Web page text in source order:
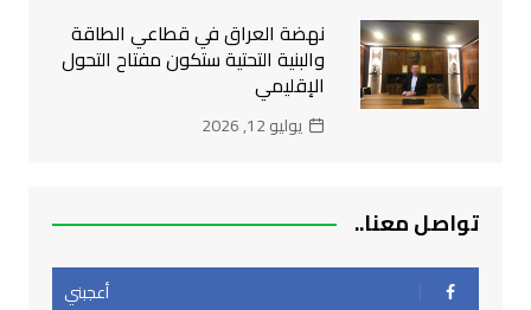
نهضة العراق في قطاعي الطاقة
والبنية التحتية ستكون مفتاح التحول
الإقليمي
يوليو 12, 2026
تواصل معنا..
أعجبني